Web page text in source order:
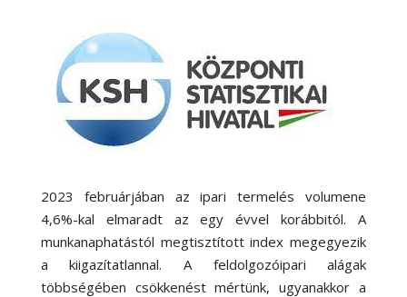
2023 februárjában az ipari termelés volumene
4,6%-kal elmaradt az egy évvel korábbitól. A
munkanaphatástól megtisztított index megegyezik
a kiigazítatlannal. A feldolgozóipari alágak
többségében csökkenést mértünk, ugyanakkor a